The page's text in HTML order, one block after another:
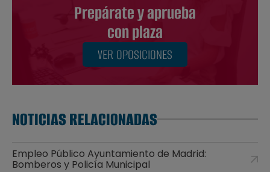
Prepárate y aprueba
con plaza
VER OPOSICIONES
NOTICIAS RELACIONADAS
Empleo Público Ayuntamiento de Madrid:
Bomberos y Policía Municipal